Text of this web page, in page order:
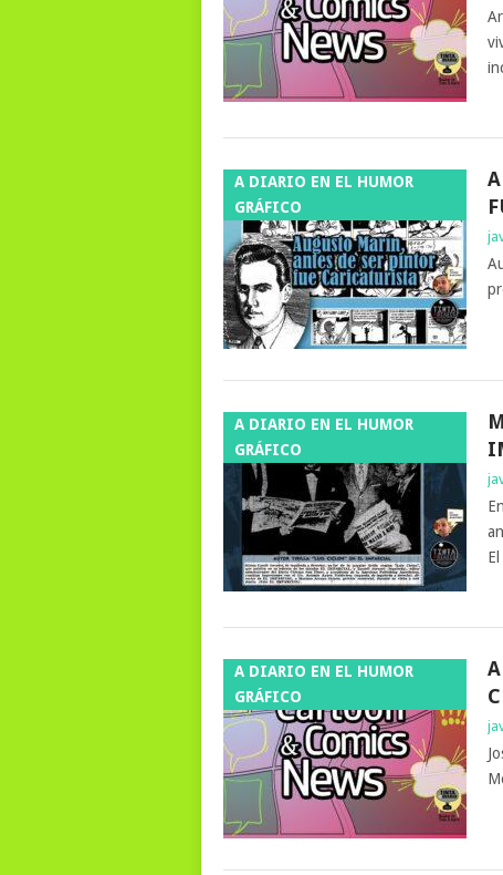
A DIARIO EN EL HUMOR
GRÁFICO
A DIARIO EN EL HUMOR
GRÁFICO
A DIARIO EN EL HUMOR
GRÁFICO